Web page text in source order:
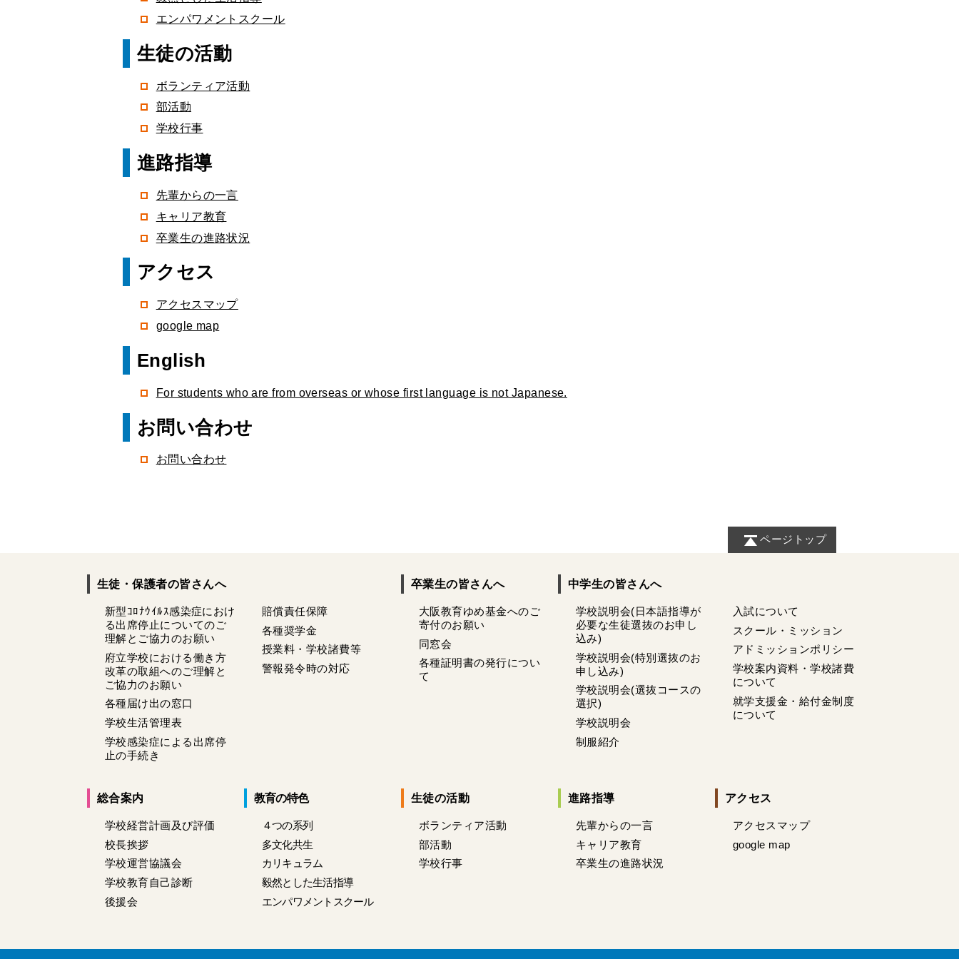
エンパワメントスクール
生徒の活動
ボランティア活動
部活動
学校行事
進路指導
先輩からの一言
キャリア教育
卒業生の進路状況
アクセス
アクセスマップ
google map
English
For students who are from overseas or whose first language is not Japanese.
お問い合わせ
お問い合わせ
ページトップ
生徒・保護者の皆さんへ
新型ｺﾛﾅｳｲﾙｽ感染症におけ
る出席停止についてのご
理解とご協力のお願い
府立学校における働き方
改革の取組へのご理解と
ご協力のお願い
各種届け出の窓口
学校生活管理表
学校感染症による出席停
止の手続き
賠償責任保障
各種奨学金
授業料・学校諸費等
警報発令時の対応
卒業生の皆さんへ
大阪教育ゆめ基金へのご
寄付のお願い
同窓会
各種証明書の発行につい
て
中学生の皆さんへ
学校説明会(日本語指導が
必要な生徒選抜のお申し
込み)
学校説明会(特別選抜のお
申し込み)
学校説明会(選抜コースの
選択)
学校説明会
制服紹介
入試について
スクール・ミッション
アドミッションポリシー
学校案内資料・学校諸費
について
就学支援金・給付金制度
について
総合案内
学校経営計画及び評価
校長挨拶
学校運営協議会
学校教育自己診断
後援会
教育の特色
４つの系列
多文化共生
カリキュラム
毅然とした生活指導
エンパワメントスクール
生徒の活動
ボランティア活動
部活動
学校行事
進路指導
先輩からの一言
キャリア教育
卒業生の進路状況
アクセス
アクセスマップ
google map